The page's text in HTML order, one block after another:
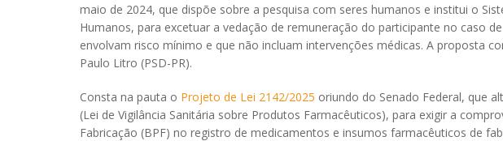
maio de 2024, que dispõe sobre a pesquisa com seres humanos e institui o
Humanos, para excetuar a vedação de remuneração do participante no caso
envolvam risco mínimo e que não incluam intervenções médicas. A proposta
Paulo Litro (PSD-PR).
Consta na pauta o Projeto de Lei 2142/2025 oriundo do Senado Federal, que
(Lei de Vigilância Sanitária sobre Produtos Farmacêuticos), para exigir a
Fabricação (BPF) no registro de medicamentos e insumos farmacêuticos de